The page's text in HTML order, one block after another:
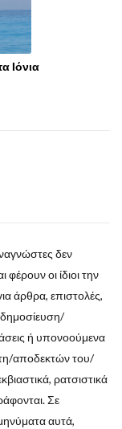
Ιόνια
δεν
φέρουν οι ίδιοι την
άρθρα, επιστολές,
ή υπονοούμενα
αποδεκτών του/
ρατσιστικά
Σε
αυτά,